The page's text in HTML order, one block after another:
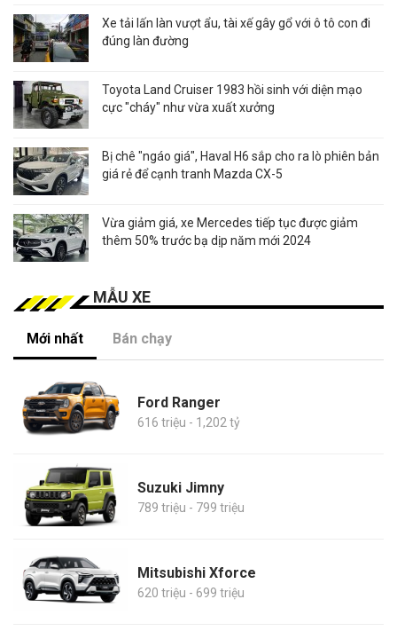
Xe tải lấn làn vượt ẩu, tài xế gây gổ với ô tô con đi
đúng làn đường
Toyota Land Cruiser 1983 hồi sinh với diện mạo
cực "cháy" như vừa xuất xưởng
Bị chê "ngáo giá", Haval H6 sắp cho ra lò phiên bản
giá rẻ để cạnh tranh Mazda CX-5
Vừa giảm giá, xe Mercedes tiếp tục được giảm
thêm 50% trước bạ dịp năm mới 2024
MẪU XE
Mới nhất Bán chạy
Ford Ranger
616 triệu - 1,202 tỷ
Suzuki Jimny
789 triệu - 799 triệu
Mitsubishi Xforce
620 triệu - 699 triệu